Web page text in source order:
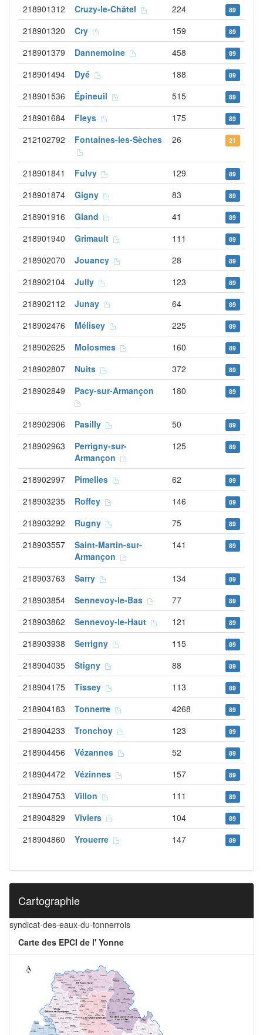
218901312 Cruzy-le-Châtel 224 89
218901320 Cry 159 89
218901379 Dannemoine 458 89
218901494 Dyé 188 89
218901536 Épineuil 515 89
218901684 Fleys 175 89
212102792 Fontaines-les-Sèches 26 21
218901841 Fulvy 129 89
218901874 Gigny 83 89
218901916 Gland 41 89
218901940 Grimault 111 89
218902070 Jouancy 28 89
218902104 Jully 123 89
218902112 Junay 64 89
218902476 Mélisey 225 89
218902625 Molosmes 160 89
218902807 Nuits 372 89
218902849 Pacy-sur-Armançon 180 89
218902906 Pasilly 50 89
218902963
Perrigny-sur-
Armançon
125 89
218902997 Pimelles 62 89
218903235 Roffey 146 89
218903292 Rugny 75 89
218903557
Saint-Martin-sur-
Armançon
141 89
218903763 Sarry 134 89
218903854 Sennevoy-le-Bas 77 89
218903862 Sennevoy-le-Haut 121 89
218903938 Serrigny 115 89
218904035 Stigny 88 89
218904175 Tissey 113 89
218904183 Tonnerre 4268 89
218904233 Tronchoy 123 89
218904456 Vézannes 52 89
218904472 Vézinnes 157 89
218904753 Villon 111 89
218904829 Viviers 104 89
218904860 Yrouerre 147 89
Cartographie
syndicat-des-eaux-du-tonnerrois
Carte des EPCI de l' Yonne